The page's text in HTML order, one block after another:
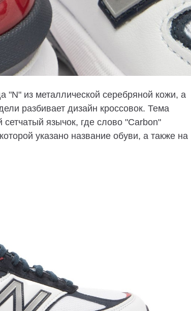
"N" из металлической серебряной кожи, а
разбивает дизайн кроссовок. Тема
язычок, где слово "Carbon"
указано название обуви, а также на